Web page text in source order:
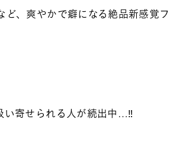
、爽やかで癖になる絶品新感覚フ
い寄せられる人が続出中…‼️